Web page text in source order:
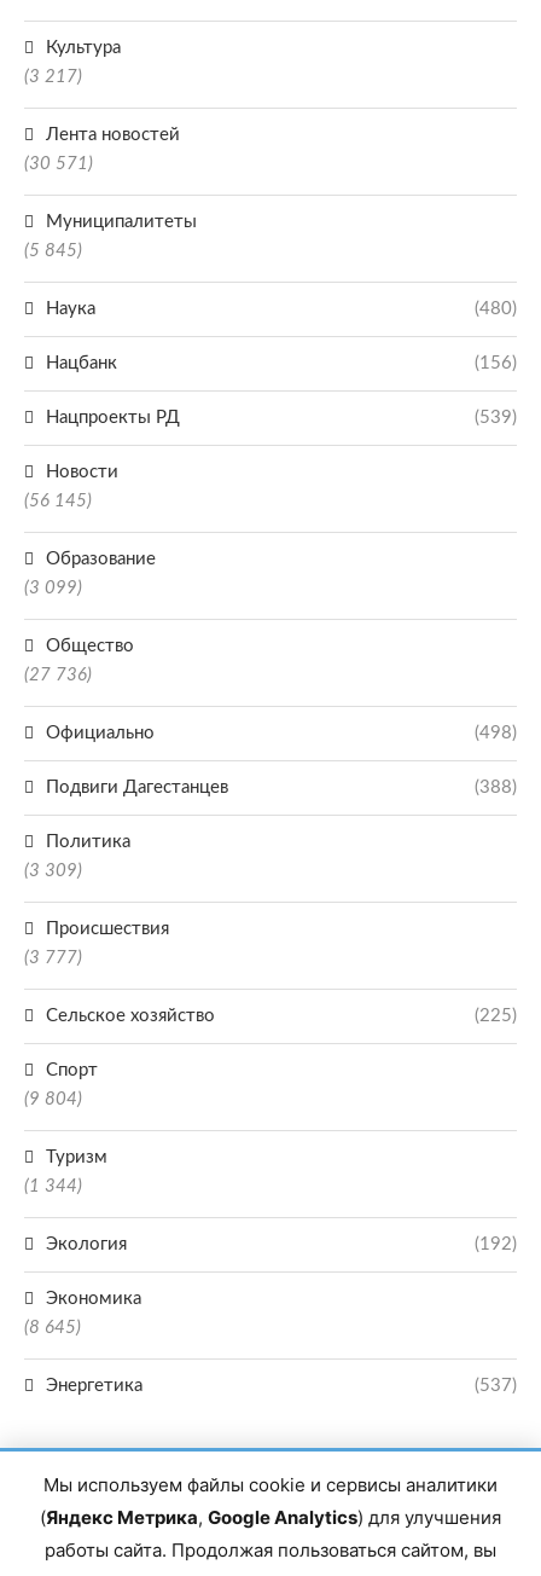
Культура
(3 217)
Лента новостей
(30 571)
Муниципалитеты
(5 845)
Наука (480)
Нацбанк (156)
Нацпроекты РД (539)
Новости
(56 145)
Образование
(3 099)
Общество
(27 736)
Официально (498)
Подвиги Дагестанцев (388)
Политика
(3 309)
Происшествия
(3 777)
Сельское хозяйство (225)
Спорт
(9 804)
Туризм
(1 344)
Экология (192)
Экономика
(8 645)
Энергетика (537)
Главный редактор сетевого издания Магомаев Тимур Нухович. Контакты
Мы используем файлы cookie и сервисы аналитики
(Яндекс Метрика, Google Analytics) для улучшения
работы сайта. Продолжая пользоваться сайтом, вы